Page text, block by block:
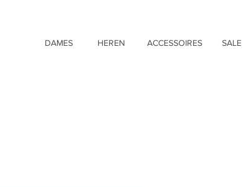
DAMES HEREN ACCESSOIRES SALE